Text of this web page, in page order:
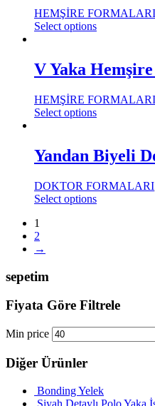
HEMŞİRE FORMALARI
Select options
V Yaka
HEMŞİRE FORMALARI
Select options
Yandan Biyeli
DOKTOR FORMALARI
Select options
1
2
→
sepetim
Fiyata Göre Filtrele
Min price
Diğer Ürünler
Bonding Yelek
Siyah Detaylı Polo Yaka